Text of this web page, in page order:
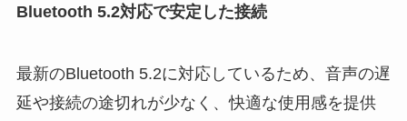
Bluetooth 5.2対応で安定した接続
最新のBluetooth 5.2に対応しているため、音声の遅
延や接続の途切れが少なく、快適な使用感を提供